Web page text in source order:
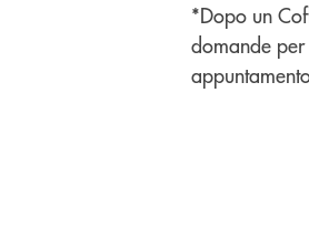
*Dopo un
domande